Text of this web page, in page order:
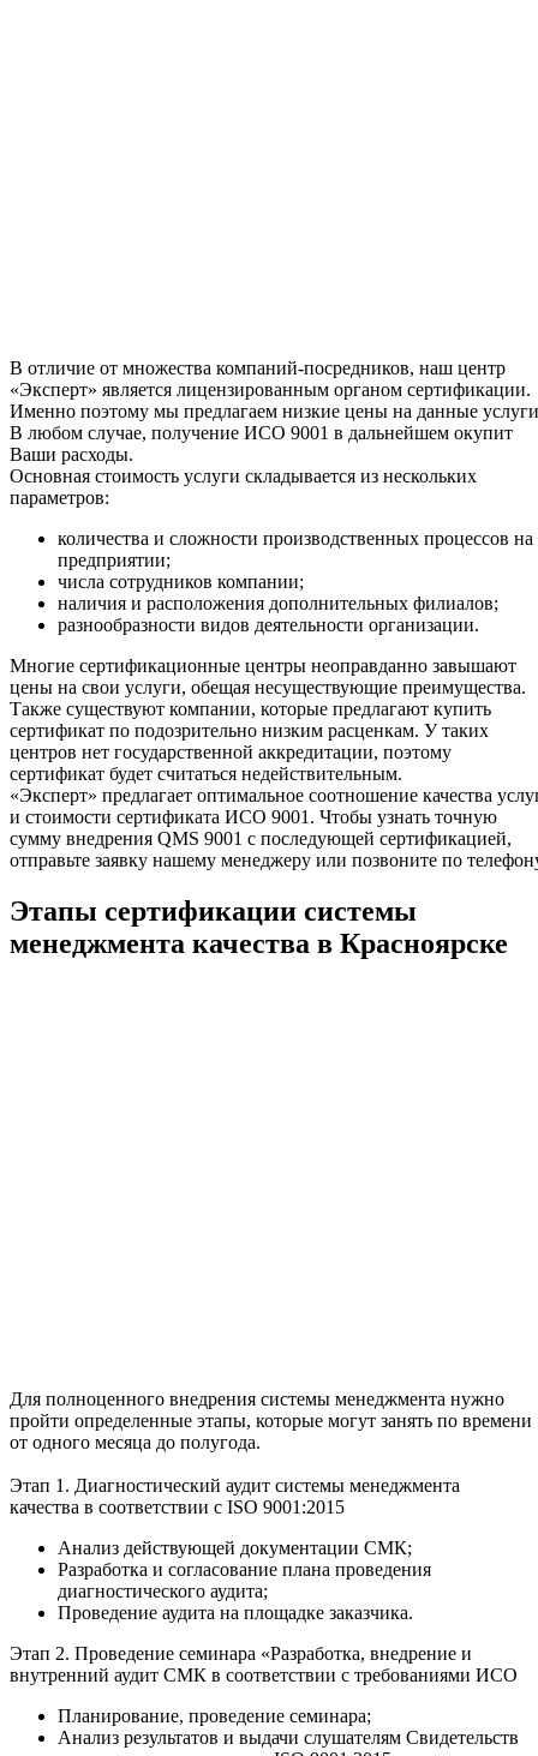
В отличие от множества компаний-посредников, наш центр
«Эксперт» является лицензированным органом сертификации.
Именно поэтому мы предлагаем низкие цены на данные
В любом случае, получение ИСО 9001 в дальнейшем окупит
Ваши расходы.
Основная стоимость услуги складывается из нескольких
параметров:
количества и сложности производственных процессов на
предприятии;
числа сотрудников компании;
наличия и расположения дополнительных филиалов;
разнообразности видов деятельности организации.
Многие сертификационные центры неоправданно завышают
цены на свои услуги, обещая несуществующие преимущества.
Также существуют компании, которые предлагают купить
сертификат по подозрительно низким расценкам. У таких
центров нет государственной аккредитации, поэтому
сертификат будет считаться недействительным.
«Эксперт» предлагает оптимальное соотношение качества
и стоимости сертификата ИСО 9001. Чтобы узнать точную
сумму внедрения QMS 9001 с последующей сертификацией,
отправьте заявку нашему менеджеру или позвоните по
Этапы сертификации системы
менеджмента качества в Красноярске
Для полноценного внедрения системы менеджмента нужно
пройти определенные этапы, которые могут занять по времени
от одного месяца до полугода.
Этап 1. Диагностический аудит системы менеджмента
качества в соответствии с ISO 9001:2015
Анализ действующей документации СМК;
Разработка и согласование плана проведения
диагностического аудита;
Проведение аудита на площадке заказчика.
Этап 2. Проведение семинара «Разработка, внедрение и
внутренний аудит СМК в соответствии с требованиями ИСО
Планирование, проведение семинара;
Анализ результатов и выдачи слушателям Свидетельств